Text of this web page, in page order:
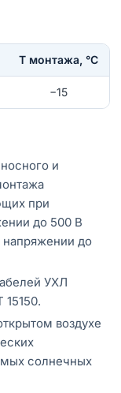
Т монтажа, °С
−15
и
при
до 500 В
напряжении до
УХЛ
воздухе
солнечных